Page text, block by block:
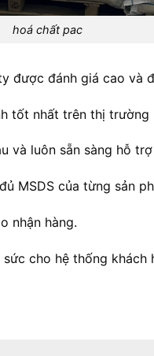
hoá chất pac
được đánh giá cao và
tốt nhất trên thị trường
và luôn sẵn sàng hỗ
MSDS của từng sản
nhận hàng.
cho hệ thống khách